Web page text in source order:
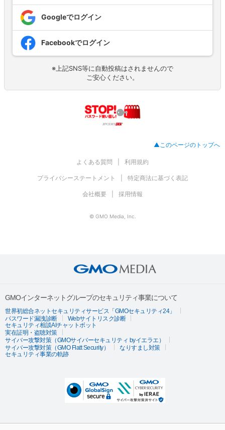
Googleでログイン
Facebookでログイン
※上記SNS等に自動投稿はされませんので
ご安心ください。
▲このページのトップへ
よくある質問 利用規約
プライバシーステートメント 特定商法に基づく表記
会社概要 採用情報
© GMO Media, Inc.
GMOインターネットグループのセキュリティ事業について
世界初総合ネットセキュリティサービス「GMOセキュリティ24」
パスワード漏洩診断
Webサイトリスク診断
セキュリティ相談AIチャットボット
実在証明・盗聴対策
サイバー攻撃対策（GMOサイバーセキュリティ byイエラエ）
サイバー攻撃対策（GMO Flatt Security）
なりすまし対策
セキュリティ事業の軌跡